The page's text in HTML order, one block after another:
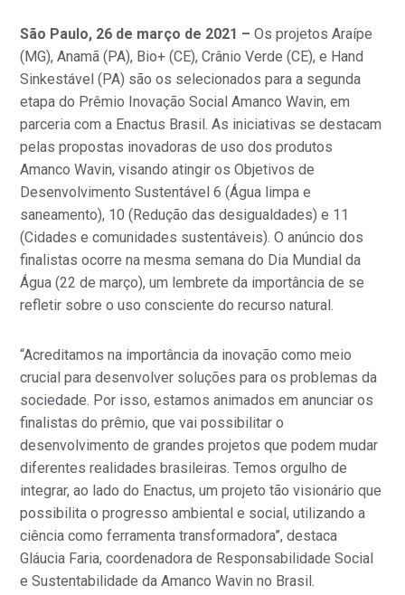
São Paulo, 26 de março de 2021 –Os projetos Araípe
(MG), Anamã (PA), Bio+ (CE), Crânio Verde (CE), e Hand
Sinkestável (PA) são os selecionados para a segunda
etapa do Prêmio Inovação Social Amanco Wavin, em
parceria com a Enactus Brasil. As iniciativas se destacam
pelas propostas inovadoras de uso dos produtos
Amanco Wavin, visando atingir os Objetivos de
Desenvolvimento Sustentável 6 (Água limpa e
saneamento), 10 (Redução das desigualdades) e 11
(Cidades e comunidades sustentáveis). O anúncio dos
finalistas ocorre na mesma semana do Dia Mundial da
Água (22 de março), um lembrete da importância de se
refletir sobre o uso consciente do recurso natural.
“Acreditamos na importância da inovação como meio
crucial para desenvolver soluções para os problemas da
sociedade. Por isso, estamos animados em anunciar os
finalistas do prêmio, que vai possibilitar o
desenvolvimento de grandes projetos que podem mudar
diferentes realidades brasileiras. Temos orgulho de
integrar, ao lado do Enactus, um projeto tão visionário que
possibilita o progresso ambiental e social, utilizando a
ciência como ferramenta transformadora”, destaca
Gláucia Faria, coordenadora de Responsabilidade Social
e Sustentabilidade da Amanco Wavin no Brasil.